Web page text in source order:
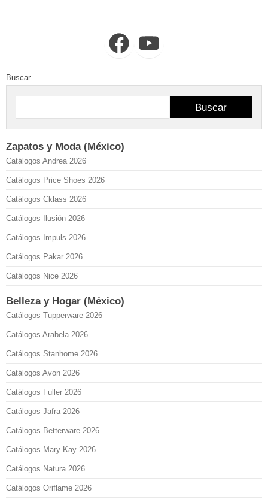
FacebookYouTube
Buscar
Buscar
Zapatos y Moda (México)
Catálogos Andrea 2026
Catálogos Price Shoes 2026
Catálogos Cklass 2026
Catálogos Ilusión 2026
Catálogos Impuls 2026
Catálogos Pakar 2026
Catálogos Nice 2026
Belleza y Hogar (México)
Catálogos Tupperware 2026
Catálogos Arabela 2026
Catálogos Stanhome 2026
Catálogos Avon 2026
Catálogos Fuller 2026
Catálogos Jafra 2026
Catálogos Betterware 2026
Catálogos Mary Kay 2026
Catálogos Natura 2026
Catálogos Oriflame 2026